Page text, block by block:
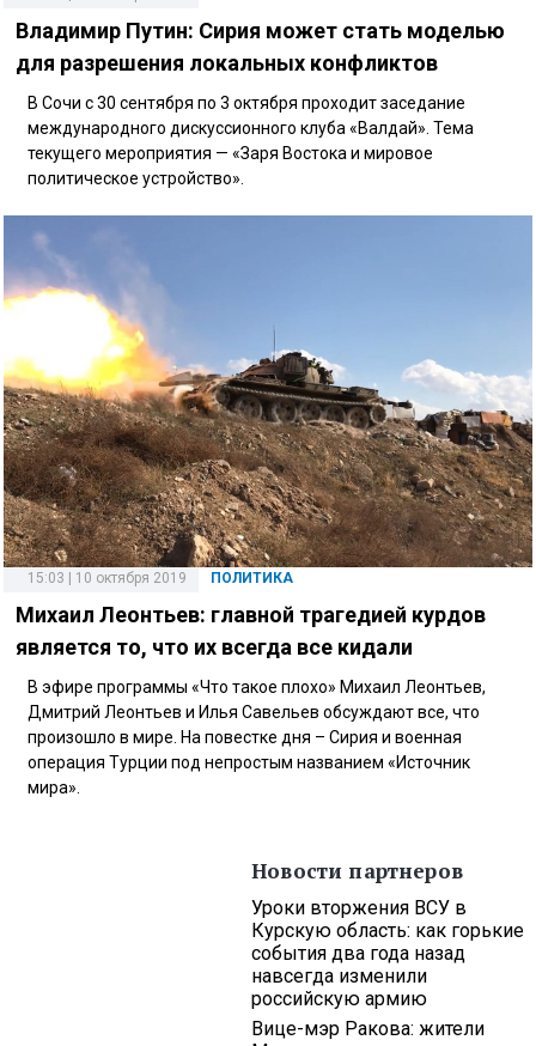
Владимир Путин: Сирия может стать моделью
для разрешения локальных конфликтов
В Сочи с 30 сентября по 3 октября проходит заседание
международного дискуссионного клуба «Валдай». Тема
текущего мероприятия — «Заря Востока и мировое
политическое устройство».
15:03 | 10 октября 2019 ПОЛИТИКА
Михаил Леонтьев: главной трагедией курдов
является то, что их всегда все кидали
В эфире программы «Что такое плохо» Михаил Леонтьев,
Дмитрий Леонтьев и Илья Савельев обсуждают все, что
произошло в мире. На повестке дня – Сирия и военная
операция Турции под непростым названием «Источник
мира».
Новости партнеров
Уроки вторжения ВСУ в
Курскую область: как горькие
события два года назад
навсегда изменили
российскую армию
Вице-мэр Ракова: жители